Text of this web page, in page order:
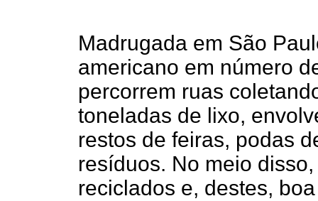
Madrugada em São
americano em número
percorrem ruas
toneladas de lixo,
restos de feiras, podas
resíduos. No meio
reciclados e, destes,